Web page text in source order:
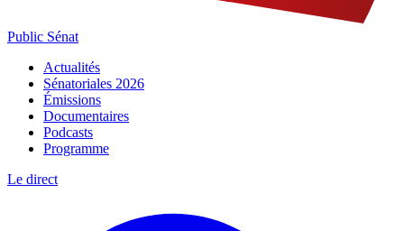
Public Sénat
Actualités
Sénatoriales 2026
Émissions
Documentaires
Podcasts
Programme
Le direct